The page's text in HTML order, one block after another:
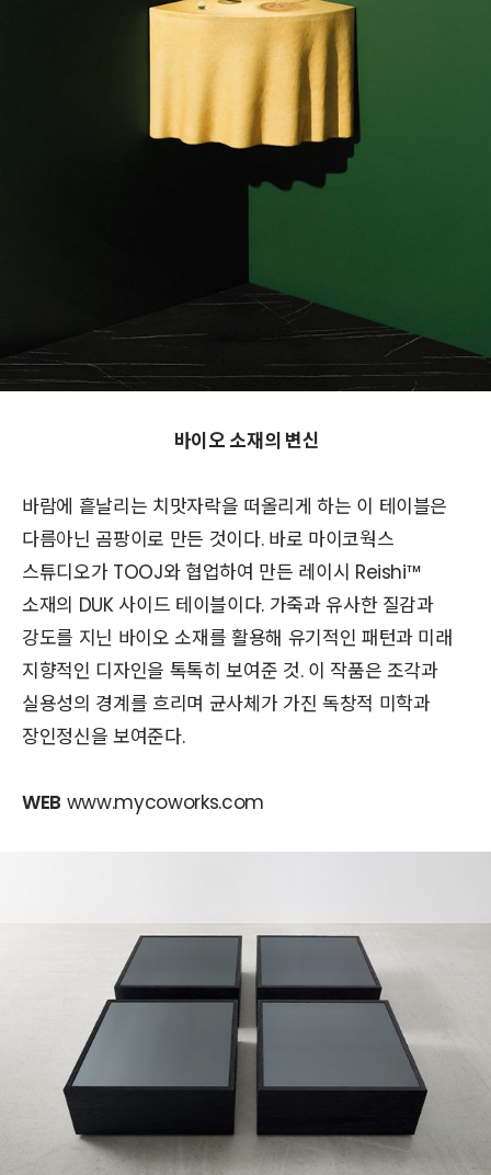
바이오 소재의 변신
바람에 흩날리는 치맛자락을 떠올리게 하는 이 테이블은
다름아닌 곰팡이로 만든 것이다. 바로 마이코웍스
스튜디오가 TOOJ와 협업하여 만든 레이시 Reishi™
소재의 DUK 사이드 테이블이다. 가죽과 유사한 질감과
강도를 지닌 바이오 소재를 활용해 유기적인 패턴과 미래
지향적인 디자인을 톡톡히 보여준 것. 이 작품은 조각과
실용성의 경계를 흐리며 균사체가 가진 독창적 미학과
장인정신을 보여준다.
WEB www.mycoworks.com